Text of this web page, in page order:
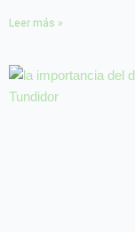
Leer más »